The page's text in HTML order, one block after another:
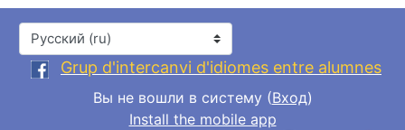
Язык
Grup d'intercanvi d'idiomes entre alumnes
Вы не вошли в систему (Вход)
Install the mobile app